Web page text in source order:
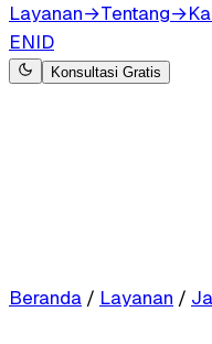
Layanan→Tentang→
ENID
Konsultasi Gratis
Beranda / Layanan /